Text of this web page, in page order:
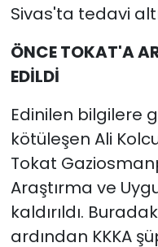
Sivas'ta tedavi
ÖNCE TOKAT'A
EDİLDİ
Edinilen bilgilere
kötüleşen Ali
Tokat
Araştırma ve
kaldırıldı.
ardından KKKA